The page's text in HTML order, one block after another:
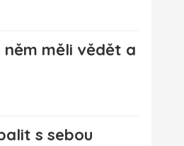
měli vědět a
s sebou